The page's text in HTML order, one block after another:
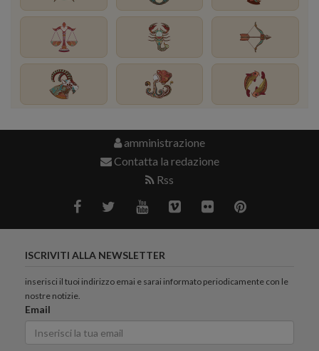
amministrazione
Contatta la redazione
Rss
ISCRIVITI ALLA NEWSLETTER
inserisci il tuoi indirizzo emai e sarai informato periodicamente con le
nostre notizie.
Email